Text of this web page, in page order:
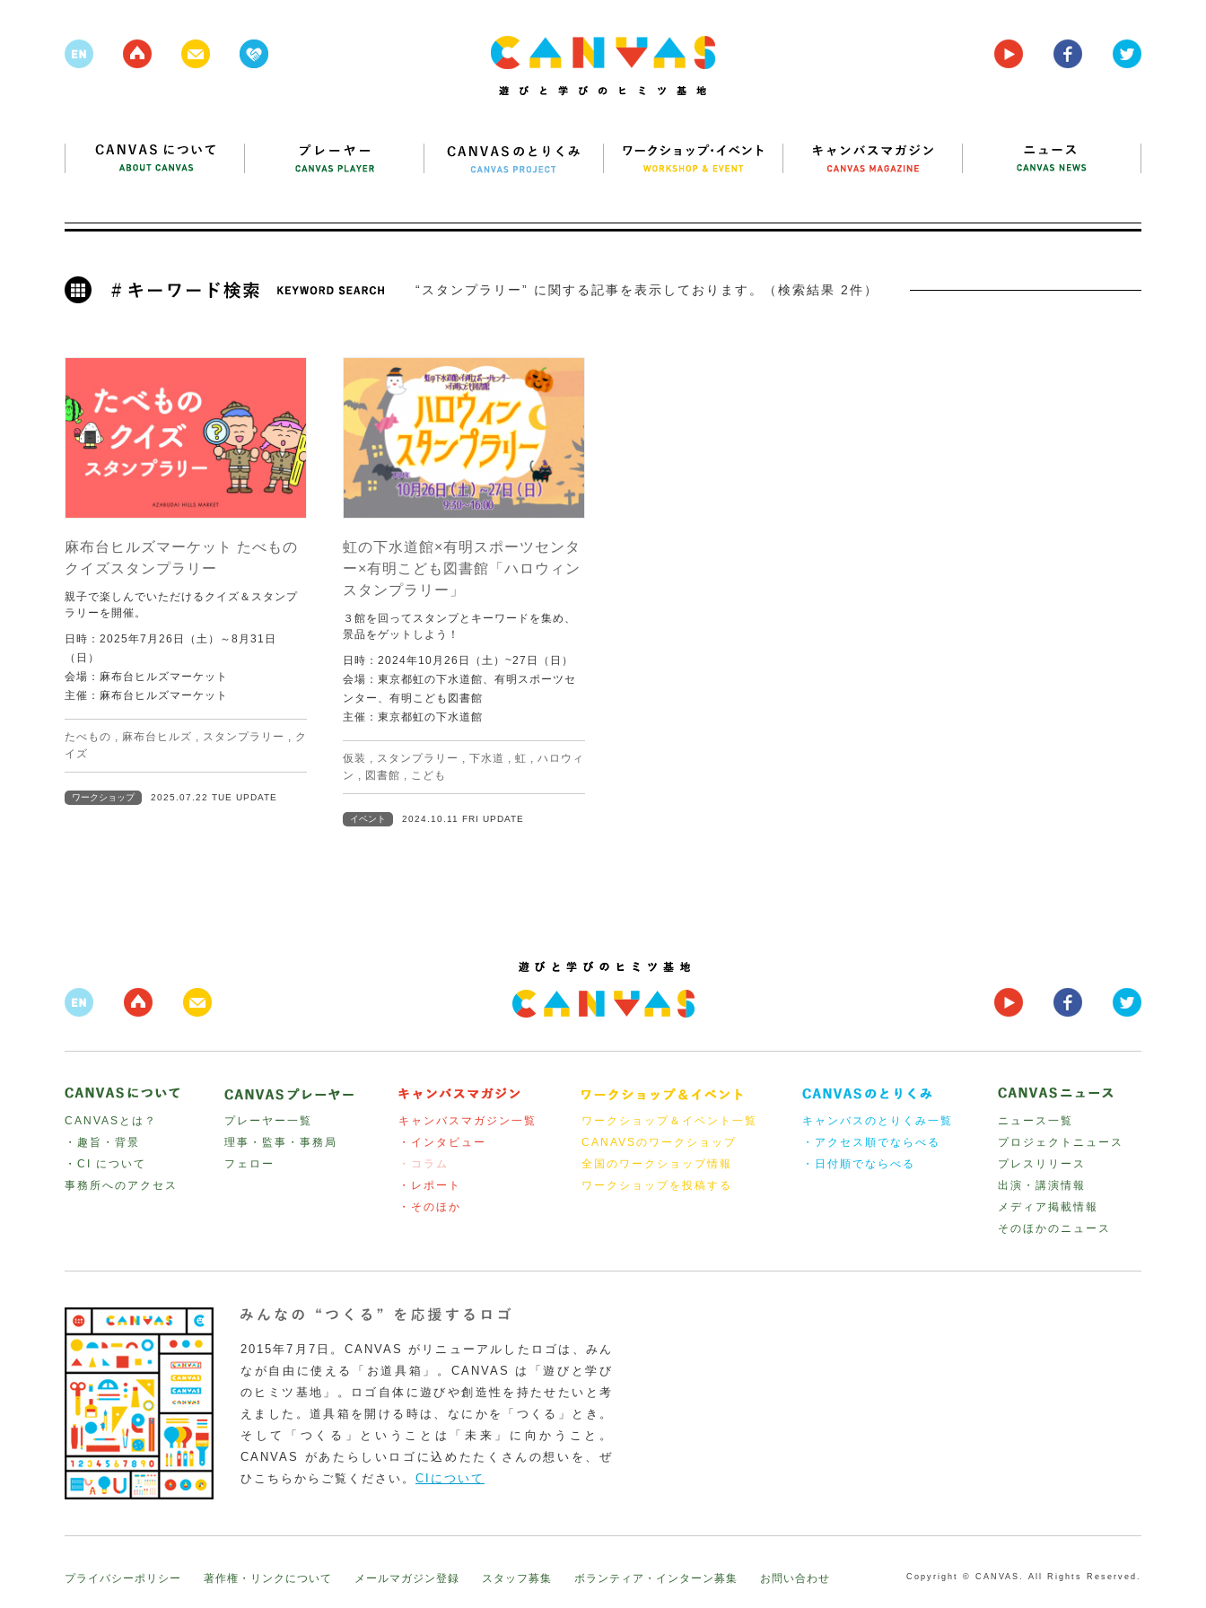
“スタンプラリー” に関する記事を表示しております。（検索結果 2件）
麻布台ヒルズマーケット たべもの
クイズスタンプラリー
親子で楽しんでいただけるクイズ＆スタンプ
ラリーを開催。
日時：2025年7月26日（土）～8月31日
（日）
会場：麻布台ヒルズマーケット
主催：麻布台ヒルズマーケット
たべもの , 麻布台ヒルズ , スタンプラリー , ク
イズ
ワークショップ 2025.07.22 TUE UPDATE
虹の下水道館×有明スポーツセンタ
ー×有明こども図書館「ハロウィン
スタンプラリー」
３館を回ってスタンプとキーワードを集め、
景品をゲットしよう！
日時：2024年10月26日（土）~27日（日）
会場：東京都虹の下水道館、有明スポーツセ
ンター、有明こども図書館
主催：東京都虹の下水道館
仮装 , スタンプラリー , 下水道 , 虹 , ハロウィ
ン , 図書館 , こども
イベント 2024.10.11 FRI UPDATE
CANVASとは？
・趣旨・背景
・CI について
事務所へのアクセス
プレーヤー一覧
理事・監事・事務局
フェロー
キャンバスマガジン一覧
・インタビュー
・コラム
・レポート
・そのほか
ワークショップ＆イベント一覧
CANAVSのワークショップ
全国のワークショップ情報
ワークショップを投稿する
キャンバスのとりくみ一覧
・アクセス順でならべる
・日付順でならべる
ニュース一覧
プロジェクトニュース
プレスリリース
出演・講演情報
メディア掲載情報
そのほかのニュース
2015年7月7日。CANVAS がリニューアルしたロゴは、みん
なが自由に使える「お道具箱」。CANVAS は「遊びと学び
のヒミツ基地」。ロゴ自体に遊びや創造性を持たせたいと考
えました。道具箱を開ける時は、なにかを「つくる」とき。
そして「つくる」ということは「未来」に向かうこと。
CANVAS があたらしいロゴに込めたたくさんの想いを、ぜ
ひこちらからご覧ください。 CIについて
プライバシーポリシー 著作権・リンクについて メールマガジン登録 スタッフ募集 ボランティア・インターン募集 お問い合わせ Copyright © CANVAS. All Rights Reserved.